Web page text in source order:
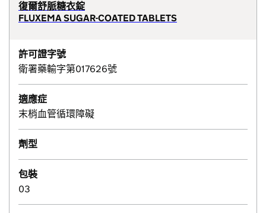
復爾舒脈糖衣錠
FLUXEMA SUGAR-COATED TABLETS
許可證字號
衛署藥輸字第017626號
適應症
末梢血管循環障礙
劑型
包裝
03